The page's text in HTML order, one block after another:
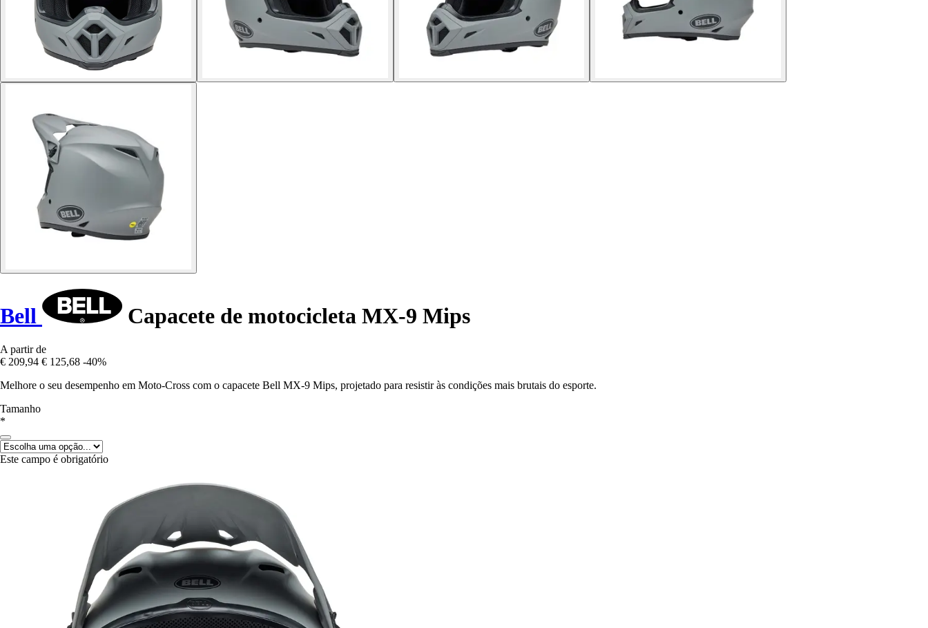
Bell Capacete de motocicleta MX-9 Mips
A partir de
€ 209,94 € 125,68 -40%
Melhore o seu desempenho em Moto-Cross com o capacete Bell MX-9 Mips, projetado para resistir às condições mais brutais do esporte.
Tamanho
*
Este campo é obrigatório